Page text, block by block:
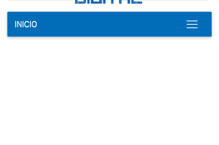
INICIO